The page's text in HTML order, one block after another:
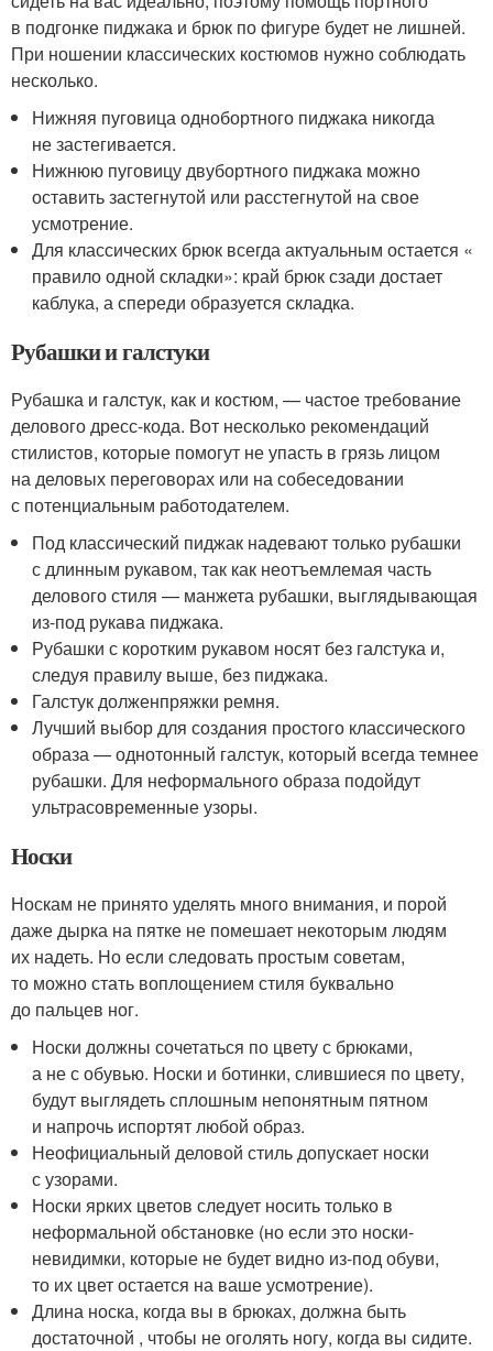
в подгонке пиджака и брюк по фигуре будет не лишней.
При ношении классических костюмов нужно соблюдать
несколько.
Нижняя пуговица однобортного пиджака никогда
не застегивается.
Нижнюю пуговицу двубортного пиджака можно
оставить застегнутой или расстегнутой на свое
усмотрение.
Для классических брюк всегда актуальным остается «
правило одной складки»: край брюк сзади достает
каблука, а спереди образуется складка.
Рубашки и галстуки
Рубашка и галстук, как и костюм, — частое требование
делового дресс-кода. Вот несколько рекомендаций
стилистов, которые помогут не упасть в грязь лицом
на деловых переговорах или на собеседовании
с потенциальным работодателем.
Под классический пиджак надевают только рубашки
с длинным рукавом, так как неотъемлемая часть
делового стиля — манжета рубашки, выглядывающая
из-под рукава пиджака.
Рубашки с коротким рукавом носят без галстука и,
следуя правилу выше, без пиджака.
Галстук долженпряжки ремня.
Лучший выбор для создания простого классического
образа — однотонный галстук, который всегда темнее
рубашки. Для неформального образа подойдут
ультрасовременные узоры.
Носки
Носкам не принято уделять много внимания, и порой
даже дырка на пятке не помешает некоторым людям
их надеть. Но если следовать простым советам,
то можно стать воплощением стиля буквально
до пальцев ног.
Носки должны сочетаться по цвету с брюками,
а не с обувью. Носки и ботинки, слившиеся по цвету,
будут выглядеть сплошным непонятным пятном
и напрочь испортят любой образ.
Неофициальный деловой стиль допускает носки
с узорами.
Носки ярких цветов следует носить только в
неформальной обстановке (но если это носки-
невидимки, которые не будет видно из-под обуви,
то их цвет остается на ваше усмотрение).
Длина носка, когда вы в брюках, должна быть
достаточной , чтобы не оголять ногу, когда вы сидите.